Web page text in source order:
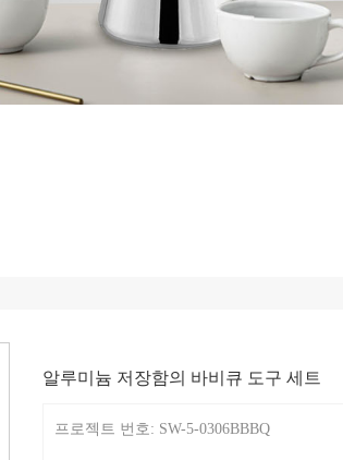
알루미늄 저장함의 바비큐 도구 세트
프로젝트 번호: SW-5-0306BBBQ